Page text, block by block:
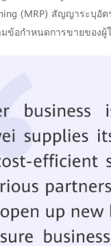
(MRP) สัญญาระบุอั
ข้อกำหนดการขายของผู้